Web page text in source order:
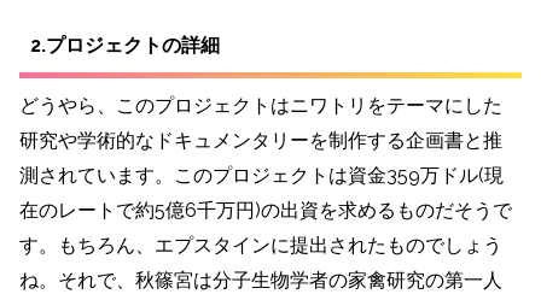
2.プロジェクトの詳細
どうやら、このプロジェクトはニワトリをテーマにした
研究や学術的なドキュメンタリーを制作する企画書と推
測されています。このプロジェクトは資金359万ドル(現
在のレートで約5億6千万円)の出資を求めるものだそうで
す。もちろん、エプスタインに提出されたものでしょう
ね。それで、秋篠宮は分子生物学者の家禽研究の第一人